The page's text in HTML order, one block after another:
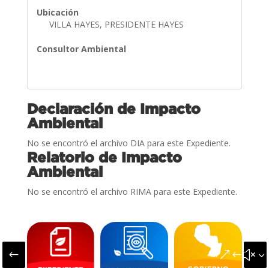
Ubicación
VILLA HAYES, PRESIDENTE HAYES
Consultor Ambiental
Declaración de Impacto
Ambiental
No se encontró el archivo DIA para este Expediente.
Relatorio de Impacto
Ambiental
No se encontró el archivo RIMA para este Expediente.
#